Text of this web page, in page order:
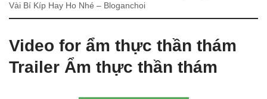
Vài Bí Kíp Hay Ho Nhé – Bloganchoi
Video for ẩm thực thần thám
Trailer Ẩm thực thần thám